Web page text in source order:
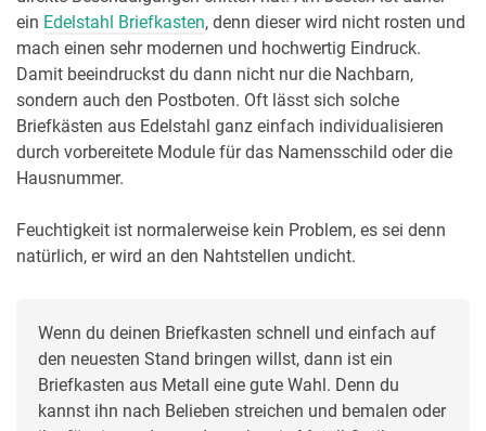
ein Edelstahl Briefkasten, denn dieser wird nicht rosten und
mach einen sehr modernen und hochwertig Eindruck.
Damit beeindruckst du dann nicht nur die Nachbarn,
sondern auch den Postboten. Oft lässt sich solche
Briefkästen aus Edelstahl ganz einfach individualisieren
durch vorbereitete Module für das Namensschild oder die
Hausnummer.
Feuchtigkeit ist normalerweise kein Problem, es sei denn
natürlich, er wird an den Nahtstellen undicht.
Wenn du deinen Briefkasten schnell und einfach auf
den neuesten Stand bringen willst, dann ist ein
Briefkasten aus Metall eine gute Wahl. Denn du
kannst ihn nach Belieben streichen und bemalen oder